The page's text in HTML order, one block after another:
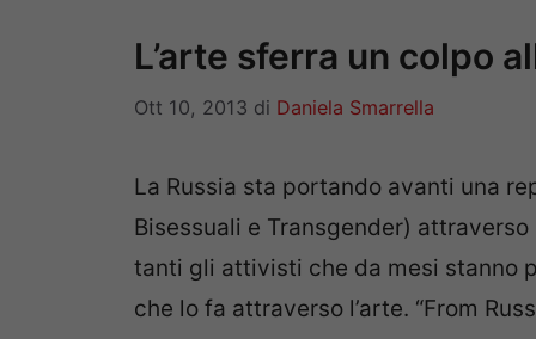
L’arte sferra un colpo
Ott 10, 2013 di Daniela Smarrella
La Russia sta portando avanti una
Bisessuali e Transgender)
tanti gli attivisti che da mesi stanno
che lo fa attraverso l’arte. “From